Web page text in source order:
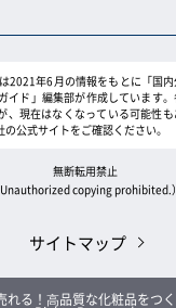
2021年6月の情報をもとに「国
イド」編集部が作成しています
、現在はなくなっている可能性
公式サイトをご確認ください。
無断転用禁止
Unauthorized copying prohibited.）
サイトマップ
れる！⾼品質な化粧品をつ